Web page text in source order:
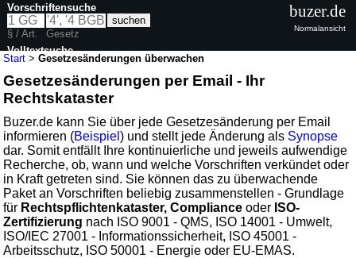
Start >Gesetzesänderungen überwachen
Gesetzesänderungen per Email - Ihr
Rechtskataster
Buzer.de kann Sie über jede Gesetzesänderung per Email
informieren (Beispiel) und stellt jede Änderung als Synopse
dar. Somit entfällt Ihre kontinuierliche und jeweils aufwendige
Recherche, ob, wann und welche Vorschriften verkündet oder
in Kraft getreten sind. Sie können das zu überwachende
Paket an Vorschriften beliebig zusammenstellen - Grundlage
für Rechtspflichtenkataster, Compliance oder ISO-
Zertifizierung nach ISO 9001 - QMS, ISO 14001 - Umwelt,
ISO/IEC 27001 - Informationssicherheit, ISO 45001 -
Arbeitsschutz, ISO 50001 - Energie oder EU-EMAS.
Vorschriftensuche
§ / Art.
Gesetz
Volltextsuche
buzer.de
Normalansicht